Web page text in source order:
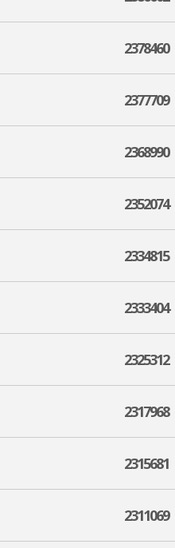
2378460
2377709
2368990
2352074
2334815
2333404
2325312
2317968
2315681
2311069